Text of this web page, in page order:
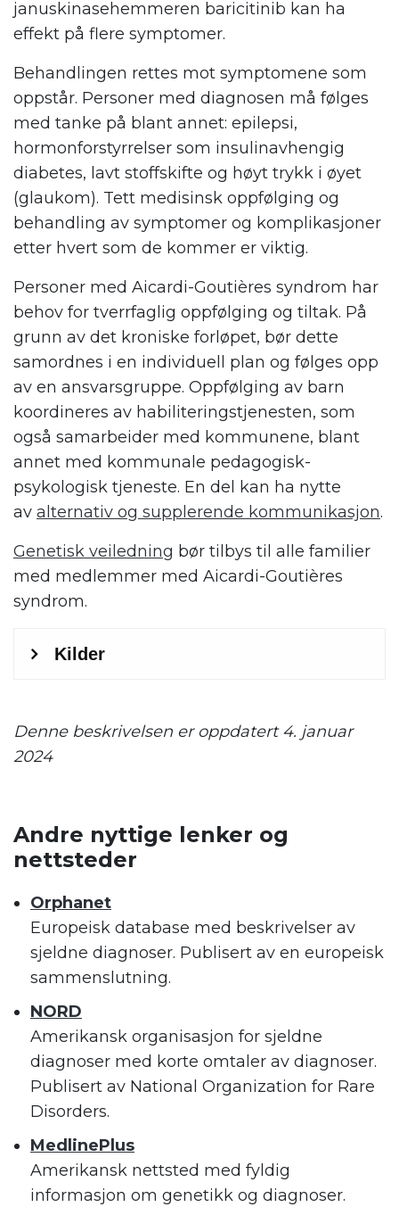
januskinasehemmeren baricitinib kan ha
effekt på flere symptomer.
Behandlingen rettes mot symptomene som
oppstår. Personer med diagnosen må følges
med tanke på blant annet: epilepsi,
hormonforstyrrelser som insulinavhengig
diabetes, lavt stoffskifte og høyt trykk i øyet
(glaukom). Tett medisinsk oppfølging og
behandling av symptomer og komplikasjoner
etter hvert som de kommer er viktig.
Personer med Aicardi-Goutières syndrom har
behov for tverrfaglig oppfølging og tiltak. På
grunn av det kroniske forløpet, bør dette
samordnes i en individuell plan og følges opp
av en ansvarsgruppe. Oppfølging av barn
koordineres av habiliteringstjenesten, som
også samarbeider med kommunene, blant
annet med kommunale pedagogisk-
psykologisk tjeneste. En del kan ha nytte
av alternativ og supplerende kommunikasjon.
Genetisk veiledning bør tilbys til alle familier
med medlemmer med Aicardi-Goutières
syndrom.
Denne beskrivelsen er oppdatert 4. januar
2024
Andre nyttige lenker og
nettsteder
Orphanet
Europeisk database med beskrivelser av
sjeldne diagnoser. Publisert av en europeisk
sammenslutning.
NORD
Amerikansk organisasjon for sjeldne
diagnoser med korte omtaler av diagnoser.
Publisert av National Organization for Rare
Disorders.
MedlinePlus
Amerikansk nettsted med fyldig
informasjon om genetikk og diagnoser.